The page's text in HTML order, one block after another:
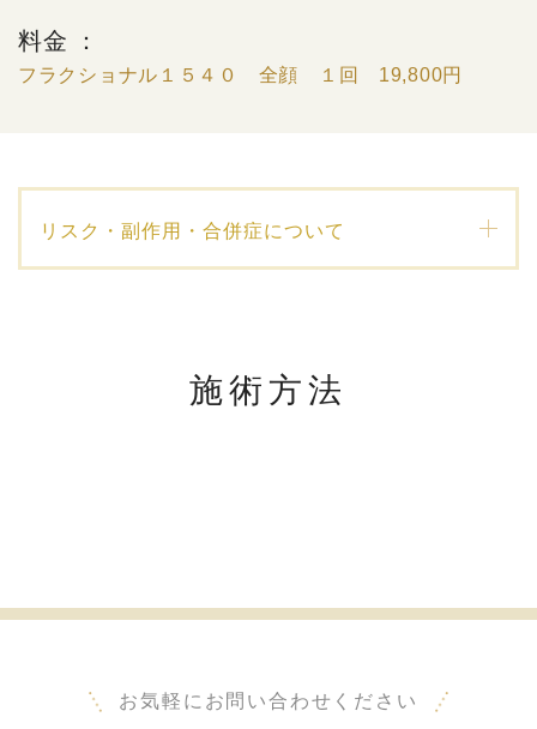
料金 ：
フラクショナル１５４０ 全顔 １回 19,800円
リスク・副作用・合併症について
施術方法
お気軽にお問い合わせください